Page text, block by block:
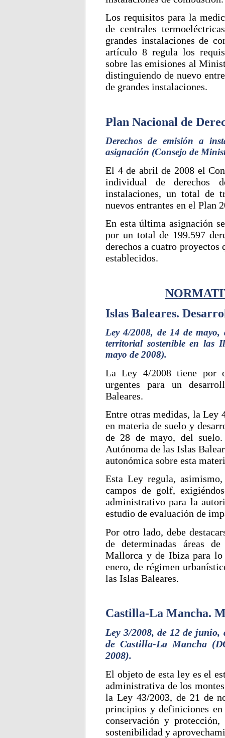
Los requisitos para la
de centrales
grandes instalaciones de
artículo 8 regula los
sobre las emisiones al
distinguiendo de nuevo
de grandes instalaciones.
Plan Nacional de
Derechos de emisión a
asignación (Consejo de
El 4 de abril de 2008 el
individual de derechos
instalaciones, un total de
nuevos entrantes en el Plan
En esta última asignación
por un total de 199.597
derechos a cuatro
establecidos.
Islas Baleares.
Ley 4/2008, de 14 de
territorial sostenible en las
mayo de 2008).
La Ley 4/2008 tiene por
urgentes para un
Baleares.
Entre otras medidas, la Ley
en materia de suelo y
de 28 de mayo, del
Autónoma de las Islas
autonómica sobre esta
Esta Ley regula,
campos de golf,
administrativo para la
estudio de evaluación de
Por otro lado, debe
de determinadas áreas
Mallorca y de Ibiza para
enero, de régimen
las Islas Baleares.
Castilla-La Mancha.
Ley 3/2008, de 12 de junio,
de Castilla-La Mancha
2008).
El objeto de esta ley es el
administrativa de los
la Ley 43/2003, de 21 de
principios y definiciones
conservación y
sostenibilidad y